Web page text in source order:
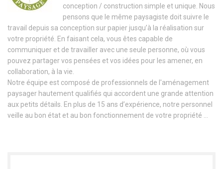
conception / construction simple et unique. Nous
pensons que le même paysagiste doit suivre le
travail depuis sa conception sur papier jusqu’à la réalisation sur
votre propriété. En faisant cela, vous êtes capable de
communiquer et de travailler avec une seule personne, où vous
pouvez partager vos pensées et vos idées pour les amener, en
collaboration, à la vie.
Notre équipe est composé de professionnels de l'aménagement
paysager hautement qualifiés qui accordent une grande attention
aux petits détails. En plus de 15 ans d’expérience, notre personnel
veille au bon état et au bon fonctionnement de votre propriété ...